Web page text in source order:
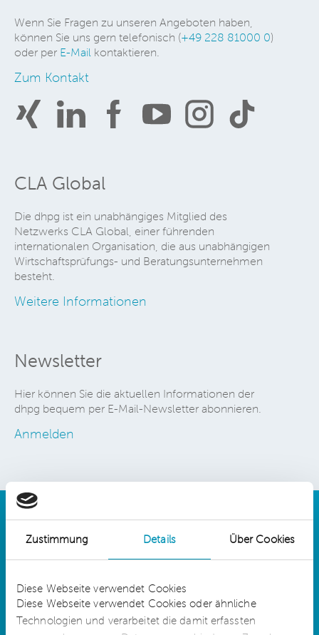
Zustimmung Details Über Cookies
Diese Webseite verwendet Cookies
Diese Webseite verwendet Cookies oder ähnliche
Technologien und verarbeitet die damit erfassten
Wenn Sie Fragen zu unseren Angeboten haben,
können Sie uns gern telefonisch (+49 228 81000 0)
oder per E-Mail kontaktieren.
Zum Kontakt
CLA Global
Die dhpg ist ein unabhängiges Mitglied des
Netzwerks CLA Global, einer führenden
internationalen Organisation, die aus unabhängigen
Wirtschaftsprüfungs- und Beratungsunternehmen
besteht.
Weitere Informationen
Newsletter
Hier können Sie die aktuellen Informationen der
dhpg bequem per E-Mail-Newsletter abonnieren.
Anmelden
dhpg is an independent network member of
CLA Global. See
CLAglobal.com/disclaimer